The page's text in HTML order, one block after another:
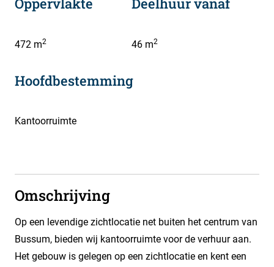
472 m2 46 m2
Hoofdbestemming
Kantoorruimte
Omschrijving
Op een levendige zichtlocatie net buiten het centrum van
Bussum, bieden wij kantoorruimte voor de verhuur aan.
Het gebouw is gelegen op een zichtlocatie en kent een